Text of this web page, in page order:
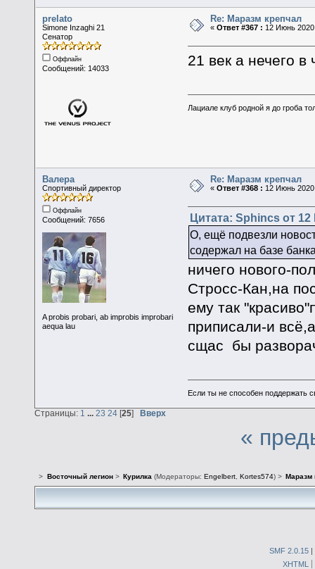
prelato
Simone Inzaghi 21
Сенатор
Оффлайн
Сообщений: 14033
Re: Маразм крепчал
«Ответ #367 : 12 Июнь
21 век а нечего в
Лациале клуб родной я до гроба
Валера
Спортивный директор
Оффлайн
Сообщений: 7656
A probis probari, ab improbis improbari
aequa lau
Re: Маразм крепчал
«Ответ #368 : 12 Июнь
Цитата: Sphincs от
О, ещё подвезли
содержал на базе
ничего нового-
Стросс-Кан,на
ему так
приписали-и
сщас бы
Если ты не способен поддержать
Страницы: 1 23 24 [25] Вверх
«
> Восточный легион> Курилка(Модераторы: Engelbert, Kortes574) > Маразм
SMF 2.0.15 |
XHTML